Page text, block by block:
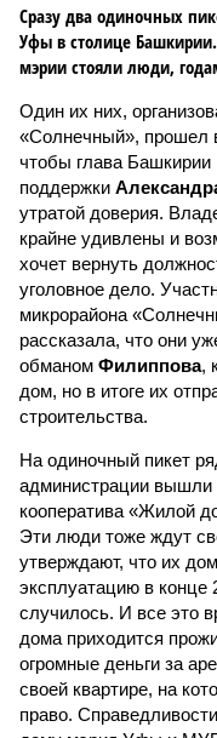
Сразу два одиночных
Уфы в столице
мэрии стояли люди,
Один их них,
«Солнечный», прошел
чтобы глава Башкирии
поддержки
утратой доверия.
крайне удивлены и
хочет вернуть
уголовное дело.
микрорайона
рассказала, что они
обманом Филиппова,
дом, но в итоге их
строительства.
На одиночный пикет
администрации вышли
кооператива «Жилой
Эти люди тоже ждут
утверждают, что их
эксплуатацию в конце
случилось. И все это
дома приходится
огромные деньги за
своей квартире, на
право.